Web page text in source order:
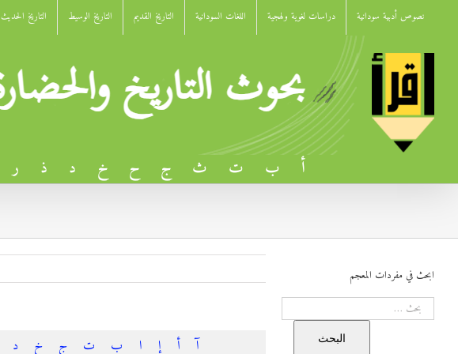
content
نصوص أدبية سودانية دراسات لغوية ولهجية اللغات السودانية التاريخ القديم التاريخ الوسيط التاريخ الحديث
أ ب ت ث ج ح خ د ذ ر
آ أ إ ا ب ت ج خ د
ابحث في مفردات المعجم
البحث
البحث